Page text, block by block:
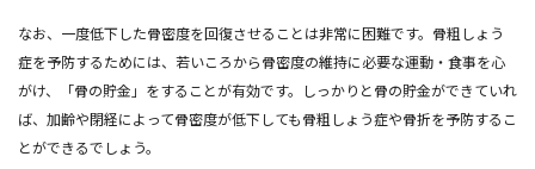
なお、一度低下した骨密度を回復させることは非常に困難です。骨粗しょう
症を予防するためには、若いころから骨密度の維持に必要な運動・食事を心
がけ、「骨の貯金」をすることが有効です。しっかりと骨の貯金ができていれ
ば、加齢や閉経によって骨密度が低下しても骨粗しょう症や骨折を予防するこ
とができるでしょう。